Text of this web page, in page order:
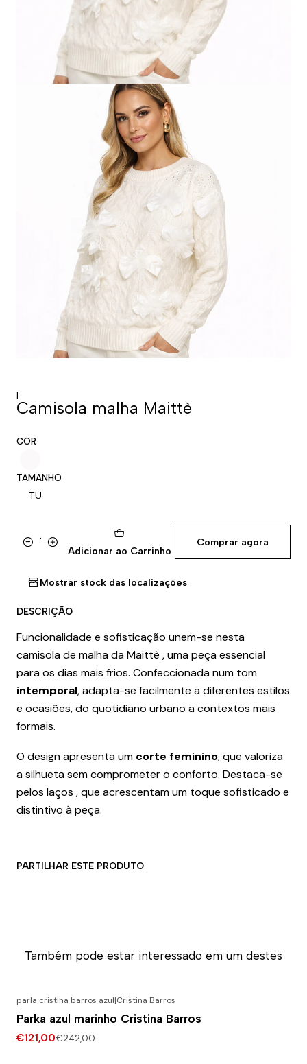
|
Camisola malha Maittè
COR
TAMANHO
TU
QuantidadeAdicionar ao Carrinho
Comprar agora
Mostrar stock das localizações
DESCRIÇÃO
Funcionalidade e sofisticação unem-se nesta
camisola de malha da Maittè , uma peça essencial
para os dias mais frios. Confeccionada num tom
intemporal, adapta-se facilmente a diferentes estilos
e ocasiões, do quotidiano urbano a contextos mais
formais.
O design apresenta um corte feminino, que valoriza
a silhueta sem comprometer o conforto. Destaca-se
pelos laços , que acrescentam um toque sofisticado e
distintivo à peça.
PARTILHAR ESTE PRODUTO
Também pode estar interessado em um destes
parla cristina barros azul|Cristina Barros
Parka azul marinho Cristina Barros
€121,00€242,00